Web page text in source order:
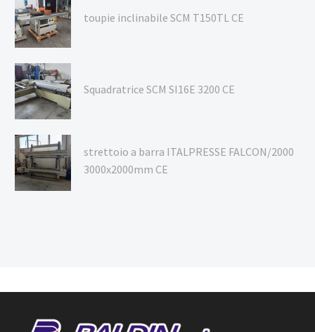
toupie inclinabile SCM T150TL CE
Squadratrice SCM SI16E 3200 CE
strettoio a barra ITALPRESSE FALCON/2000
3000x2000mm CE